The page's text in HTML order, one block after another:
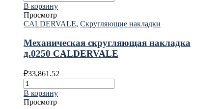
В корзину
Просмотр
CALDERVALE, Скругляющие накладки
Механическая скругляющая накладка
д.0250 CALDERVALE
₽33,861.52
В корзину
Просмотр